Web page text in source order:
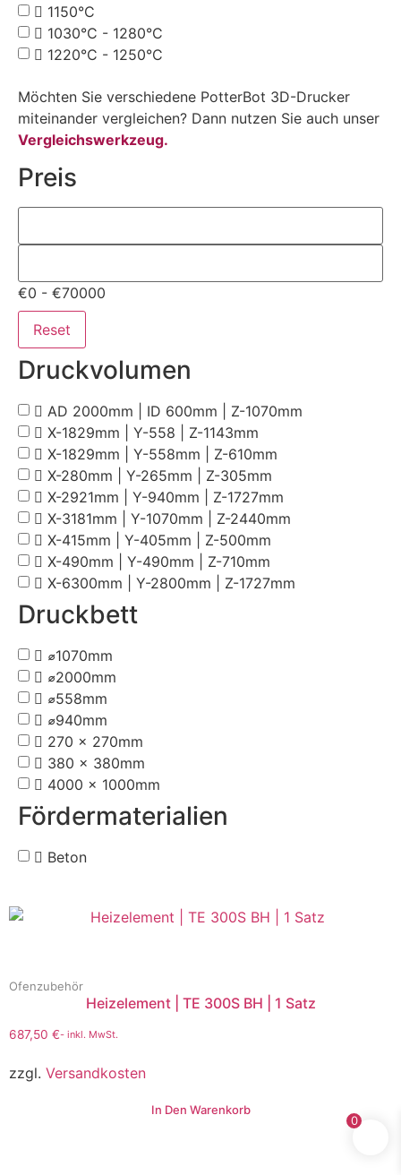
1150°C
1030°C - 1280°C
1220°C - 1250°C
Möchten Sie verschiedene PotterBot 3D-Drucker
miteinander vergleichen? Dann nutzen Sie auch unser
Vergleichswerkzeug.
Preis
€0 - €70000
Reset
Druckvolumen
AD 2000mm | ID 600mm | Z-1070mm
X-1829mm | Y-558 | Z-1143mm
X-1829mm | Y-558mm | Z-610mm
X-280mm | Y-265mm | Z-305mm
X-2921mm | Y-940mm | Z-1727mm
X-3181mm | Y-1070mm | Z-2440mm
X-415mm | Y-405mm | Z-500mm
X-490mm | Y-490mm | Z-710mm
X-6300mm | Y-2800mm | Z-1727mm
Druckbett
⌀1070mm
⌀2000mm
⌀558mm
⌀940mm
270 x 270mm
380 x 380mm
4000 x 1000mm
Fördermaterialien
Beton
Ofenzubehör
Heizelement | TE 300S BH | 1 Satz
687,50 €- inkl. MwSt.
In Den Warenkorb
zzgl. Versandkosten
0